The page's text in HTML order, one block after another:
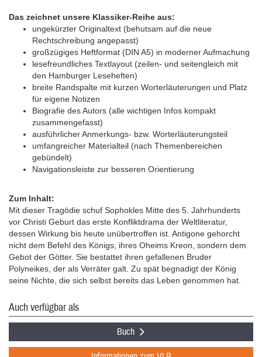
Das zeichnet unsere Klassiker-Reihe aus:
ungekürzter Originaltext (behutsam auf die neue
Rechtschreibung angepasst)
großzügiges Heftformat (DIN A5) in moderner Aufmachung
lesefreundliches Textlayout (zeilen- und seitengleich mit
den Hamburger Leseheften)
breite Randspalte mit kurzen Worterläuterungen und Platz
für eigene Notizen
Biografie des Autors (alle wichtigen Infos kompakt
zusammengefasst)
ausführlicher Anmerkungs- bzw. Worterläuterungsteil
umfangreicher Materialteil (nach Themenbereichen
gebündelt)
Navigationsleiste zur besseren Orientierung
Zum Inhalt:
Mit dieser Tragödie schuf Sophokles Mitte des 5. Jahrhunderts
vor Christi Geburt das erste Konfliktdrama der Weltliteratur,
dessen Wirkung bis heute unübertroffen ist. Antigone gehorcht
nicht dem Befehl des Königs, ihres Oheims Kreon, sondern dem
Gebot der Götter. Sie bestattet ihren gefallenen Bruder
Polyneikes, der als Verräter galt. Zu spät begnadigt der König
seine Nichte, die sich selbst bereits das Leben genommen hat.
Auch verfügbar als
Buch